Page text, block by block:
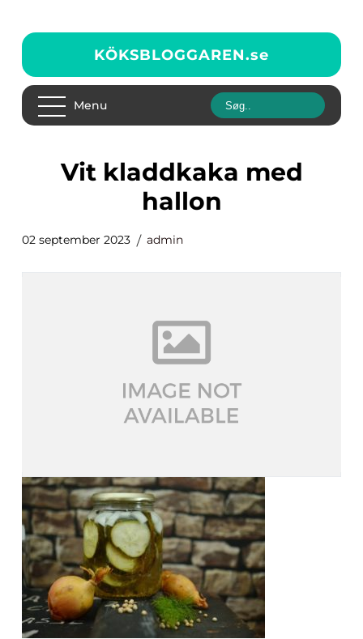
KÖKSBLOGGAREN.se
Menu
vit kladdkaka med
hallon
02 september 2023 admin